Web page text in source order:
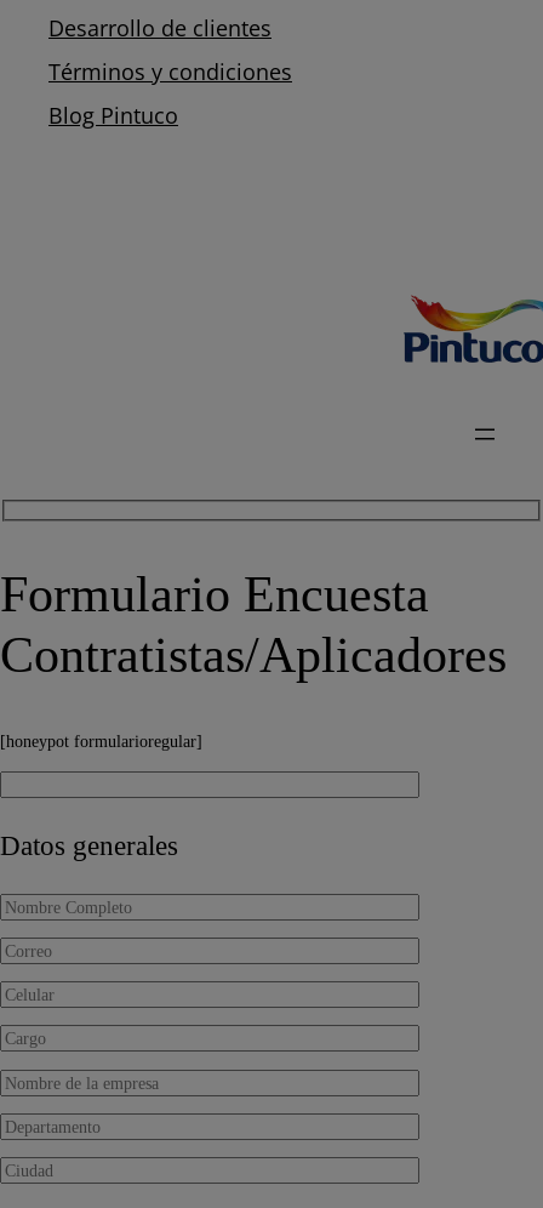
Desarrollo de clientes
Términos y condiciones
Blog Pintuco
Formulario Encuesta
Contratistas/Aplicadores
[honeypot formularioregular]
Datos generales